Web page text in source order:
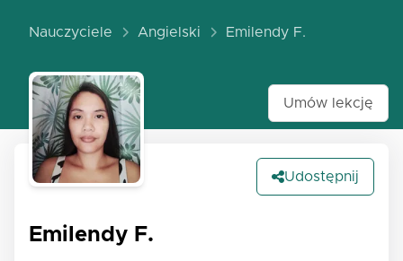
Nauczyciele Angielski Emilendy F.
Umów lekcję
Udostępnij
Emilendy F.